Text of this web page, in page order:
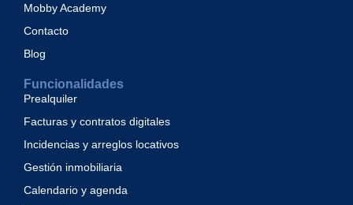
Mobby Academy
Contacto
Blog
Funcionalidades
Prealquiler
Facturas y contratos digitales
Incidencias y arreglos locativos
Gestión inmobiliaria
Calendario y agenda